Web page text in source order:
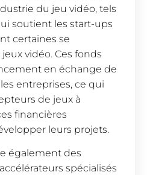
du jeu vidéo, tels
soutient les start-ups
certaines se
vidéo. Ces fonds
en échange de
entreprises, ce qui
de jeux à
financières
leurs projets.
également des
spécialisés